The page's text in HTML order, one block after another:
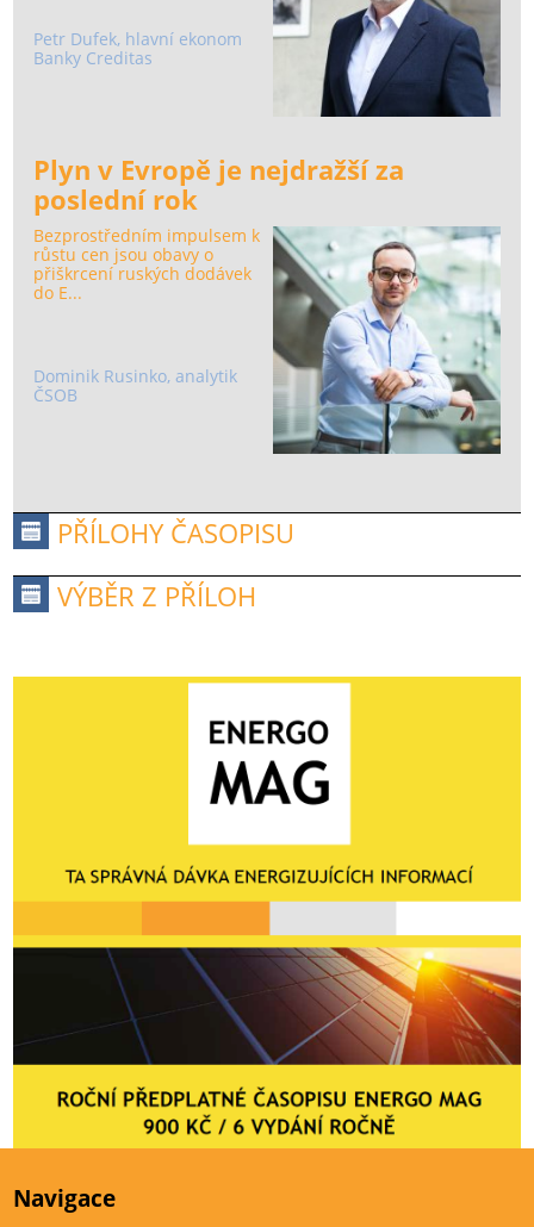
Petr Dufek, hlavní ekonom
Banky Creditas
Plyn v Evropě je nejdražší za
poslední rok
Bezprostředním impulsem k
růstu cen jsou obavy o
přiškrcení ruských dodávek
do E...
Dominik Rusinko, analytik
ČSOB
PŘÍLOHY ČASOPISU
VÝBĚR Z PŘÍLOH
Navigace